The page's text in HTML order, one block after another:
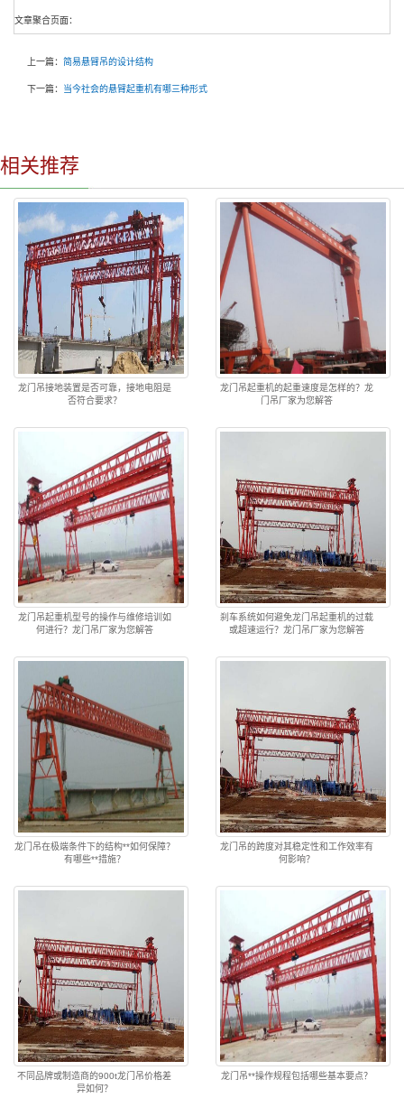
文章聚合页面：
上一篇： 简易悬臂吊的设计结构
下一篇： 当今社会的悬臂起重机有哪三种形式
相关推荐
龙门吊接地装置是否可靠，接地电阻是
否符合要求？
龙门吊起重机的起重速度是怎样的？龙
门吊厂家为您解答
龙门吊起重机型号的操作与维修培训如
何进行？龙门吊厂家为您解答
刹车系统如何避免龙门吊起重机的过载
或超速运行？龙门吊厂家为您解答
龙门吊在极端条件下的结构**如何保障？
有哪些**措施？
龙门吊的跨度对其稳定性和工作效率有
何影响？
不同品牌或制造商的900t龙门吊价格差
异如何？
龙门吊**操作规程包括哪些基本要点？